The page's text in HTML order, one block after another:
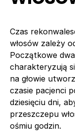
Czas
włosów zależy
Początkowe
charakteryzują
na głowie
czasie pacjenci
dziesięciu dni,
przeszczepu
ośmiu godzin.